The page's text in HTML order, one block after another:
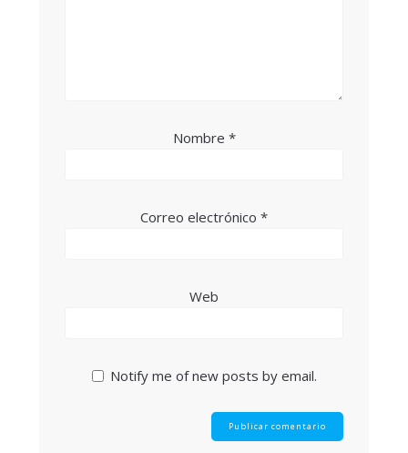
Nombre *
Correo electrónico *
Web
Notify me of new posts by email.